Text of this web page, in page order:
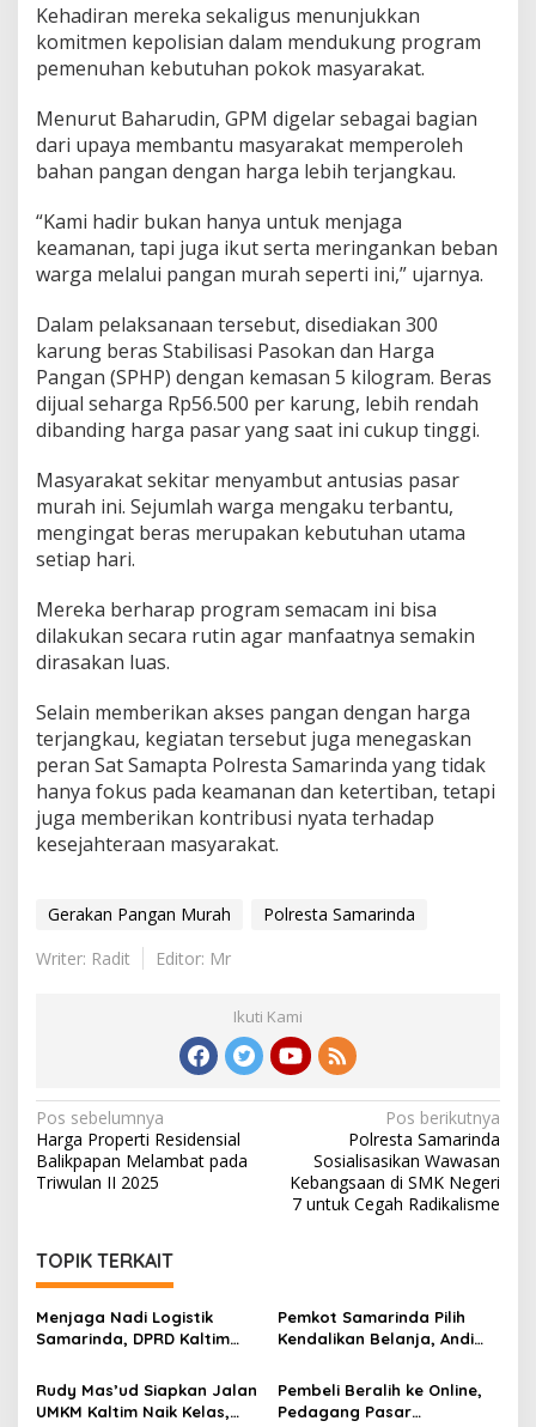
Kehadiran mereka sekaligus menunjukkan
komitmen kepolisian dalam mendukung program
pemenuhan kebutuhan pokok masyarakat.
Menurut Baharudin, GPM digelar sebagai bagian
dari upaya membantu masyarakat memperoleh
bahan pangan dengan harga lebih terjangkau.
“Kami hadir bukan hanya untuk menjaga
keamanan, tapi juga ikut serta meringankan beban
warga melalui pangan murah seperti ini,” ujarnya.
Dalam pelaksanaan tersebut, disediakan 300
karung beras Stabilisasi Pasokan dan Harga
Pangan (SPHP) dengan kemasan 5 kilogram. Beras
dijual seharga Rp56.500 per karung, lebih rendah
dibanding harga pasar yang saat ini cukup tinggi.
Masyarakat sekitar menyambut antusias pasar
murah ini. Sejumlah warga mengaku terbantu,
mengingat beras merupakan kebutuhan utama
setiap hari.
Mereka berharap program semacam ini bisa
dilakukan secara rutin agar manfaatnya semakin
dirasakan luas.
Selain memberikan akses pangan dengan harga
terjangkau, kegiatan tersebut juga menegaskan
peran Sat Samapta Polresta Samarinda yang tidak
hanya fokus pada keamanan dan ketertiban, tetapi
juga memberikan kontribusi nyata terhadap
kesejahteraan masyarakat.
Gerakan Pangan Murah
Polresta Samarinda
Writer: Radit
Editor: Mr
Ikuti Kami
Navigasi
pos
Pos sebelumnya
Harga Properti Residensial
Balikpapan Melambat pada
Triwulan II 2025
Pos berikutnya
Polresta Samarinda
Sosialisasikan Wawasan
Kebangsaan di SMK Negeri
7 untuk Cegah Radikalisme
TOPIK TERKAIT
Menjaga Nadi Logistik
Samarinda, DPRD Kaltim
Mahulu
Pemkot Samarinda Pilih
Kendalikan Belanja, Andi
Penting daripada Berutang
Rudy Mas’ud Siapkan Jalan
UMKM Kaltim Naik Kelas,
Pembeli Beralih ke Online,
Pedagang Pasar